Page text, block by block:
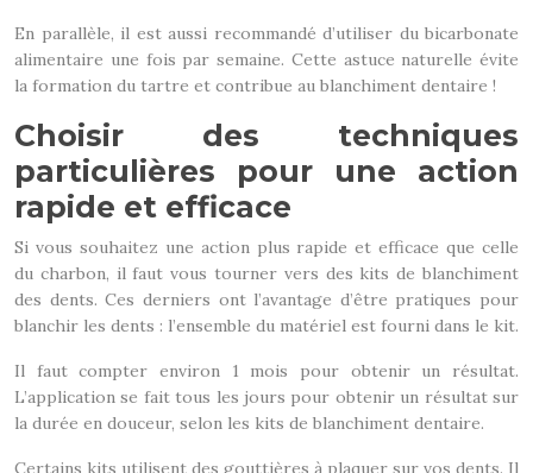
En parallèle, il est aussi recommandé d’utiliser du bicarbonate
alimentaire une fois par semaine. Cette astuce naturelle évite
la formation du tartre et contribue au blanchiment dentaire !
Choisir des techniques
particulières pour une action
rapide et efficace
Si vous souhaitez une action plus rapide et efficace que celle
du charbon, il faut vous tourner vers des kits de blanchiment
des dents. Ces derniers ont l’avantage d’être pratiques pour
blanchir les dents : l’ensemble du matériel est fourni dans le kit.
Il faut compter environ 1 mois pour obtenir un résultat.
L’application se fait tous les jours pour obtenir un résultat sur
la durée en douceur, selon les kits de blanchiment dentaire.
Certains kits utilisent des gouttières à plaquer sur vos dents. Il